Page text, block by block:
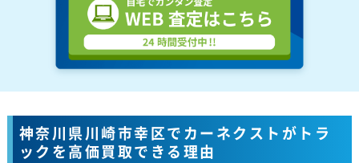
神奈川県川崎市幸区でカーネクストがトラ
ックを高価買取できる理由